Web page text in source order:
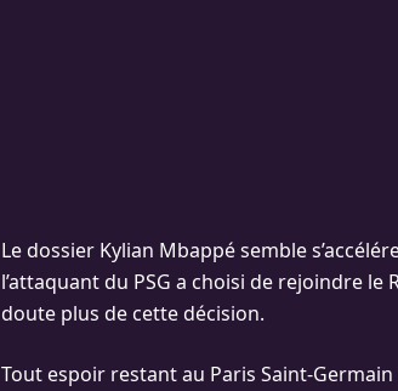
Le dossier Kylian Mbappé semble
l’attaquant du PSG a choisi de rejoindre
doute plus de cette décision.
Tout espoir restant au Paris Saint-